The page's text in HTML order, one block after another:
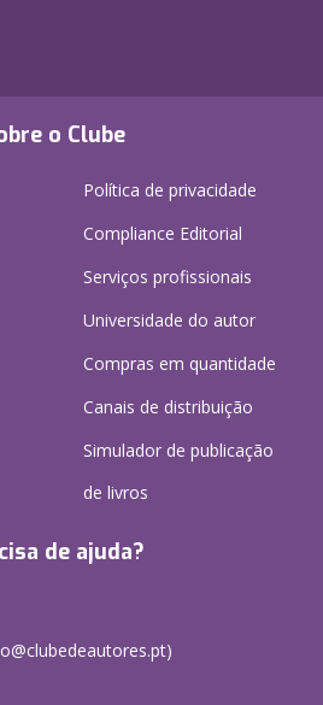
o Clube
Política de privacidade
Compliance Editorial
Serviços profissionais
Universidade do autor
Compras em quantidade
Canais de distribuição
Simulador de publicação
de livros
de ajuda?
)